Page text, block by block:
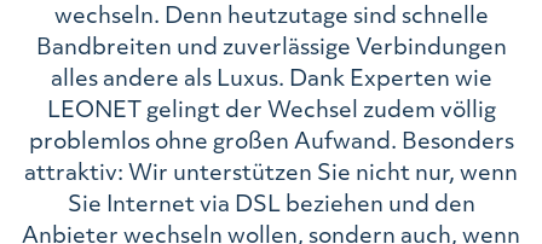
wechseln. Denn heutzutage sind schnelle
Bandbreiten und zuverlässige Verbindungen
alles andere als Luxus. Dank Experten wie
LEONET gelingt der Wechsel zudem völlig
problemlos ohne großen Aufwand. Besonders
attraktiv: Wir unterstützen Sie nicht nur, wenn
Sie Internet via DSL beziehen und den
Anbieter wechseln wollen, sondern auch, wenn